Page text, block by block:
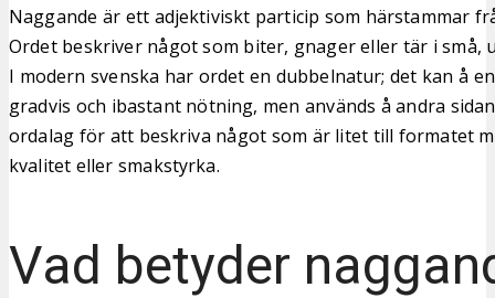
Naggande är ett adjektiviskt particip som härstammar
Ordet beskriver något som biter, gnager eller tär i små,
I modern svenska har ordet en dubbelnatur; det kan å
gradvis och ibastant nötning, men används å andra
ordalag för att beskriva något som är litet till formatet
kvalitet eller smakstyrka.
Vad betyder